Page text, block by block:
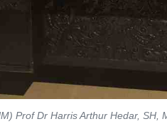
Prof Dr Harris Arthur Hedar, SH,